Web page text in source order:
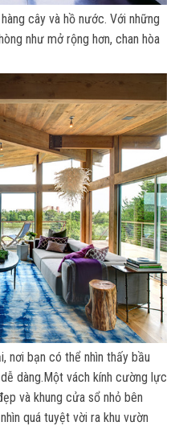
cây và hồ nước. Với những
như mở rộng hơn, chan hòa
nơi bạn có thể nhìn thấy bầu
dàng.Một vách kính cường lực
và khung cửa sổ nhỏ bên
quá tuyệt vời ra khu vườn